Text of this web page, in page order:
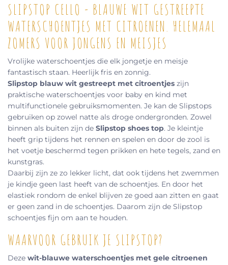
SLIPSTOP CELLO - BLAUWE WIT GESTREEPTE
WATERSCHOENTJES MET CITROENEN. HELEMAAL
ZOMERS VOOR JONGENS EN MEISJES
Vrolijke waterschoentjes die elk jongetje en meisje
fantastisch staan. Heerlijk fris en zonnig.
Slipstop blauw wit gestreept met citroentjes zijn
praktische waterschoentjes voor baby en kind met
multifunctionele gebruiksmomenten. Je kan de Slipstops
gebruiken op zowel natte als droge ondergronden. Zowel
binnen als buiten zijn de Slipstop shoes top. Je kleintje
heeft grip tijdens het rennen en spelen en door de zool is
het voetje beschermd tegen prikken en hete tegels, zand en
kunstgras.
Daarbij zijn ze zo lekker licht, dat ook tijdens het zwemmen
je kindje geen last heeft van de schoentjes. En door het
elastiek rondom de enkel blijven ze goed aan zitten en gaat
er geen zand in de schoentjes. Daarom zijn de Slipstop
schoentjes fijn om aan te houden.
WAARVOOR GEBRUIK JE SLIPSTOP?
Deze wit-blauwe waterschoentjes met gele citroenen